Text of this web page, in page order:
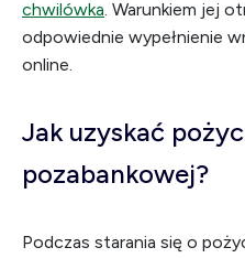
chwilówka. Warunkiem jej
odpowiednie wypełnienie
online.
Jak uzyskać
pozabankowej?
Podczas starania się o